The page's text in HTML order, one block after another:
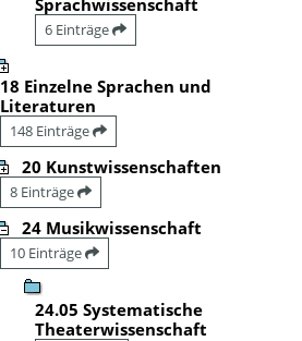
6 Einträge
18 Einzelne Sprachen und
Literaturen
148 Einträge
20 Kunstwissenschaften
8 Einträge
24 Musikwissenschaft
10 Einträge
24.05 Systematische
Theaterwissenschaft